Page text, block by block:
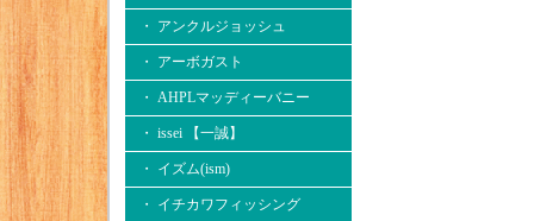
・ アンクルジョッシュ
・ アーボガスト
・ AHPLマッディーバニー
・ issei 【一誠】
・ イズム(ism)
・ イチカワフィッシング